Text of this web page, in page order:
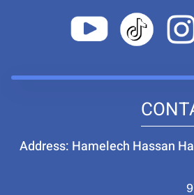
Address: Hamelech Hassan